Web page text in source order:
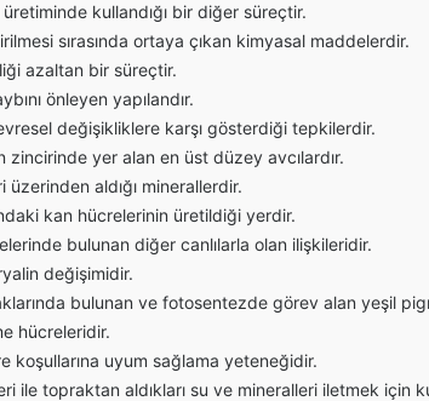
üretiminde kullandığı bir diğer süreçtir.
sırasında ortaya çıkan kimyasal maddelerdir.
azaltan bir süreçtir.
önleyen yapılandır.
değişikliklere karşı gösterdiği tepkilerdir.
zincirinde yer alan en üst düzey avcılardır.
üzerinden aldığı minerallerdir.
kan hücrelerinin üretildiği yerdir.
bulunan diğer canlılarla olan ilişkileridir.
değişimidir.
bulunan ve fotosentezde görev alan yeşil
hücreleridir.
koşullarına uyum sağlama yeteneğidir.
ile topraktan aldıkları su ve mineralleri iletmek için